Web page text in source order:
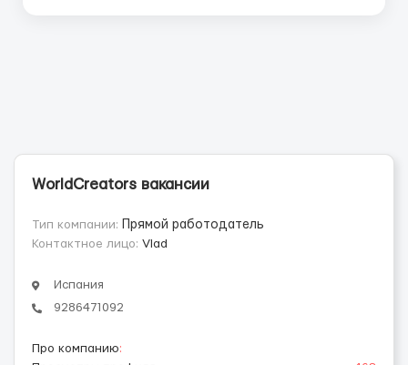
WorldCreators вакансии
Тип компании:
Прямой работодатель
Контактное лицо: Vlad
Испания
9286471092
Про компанию: